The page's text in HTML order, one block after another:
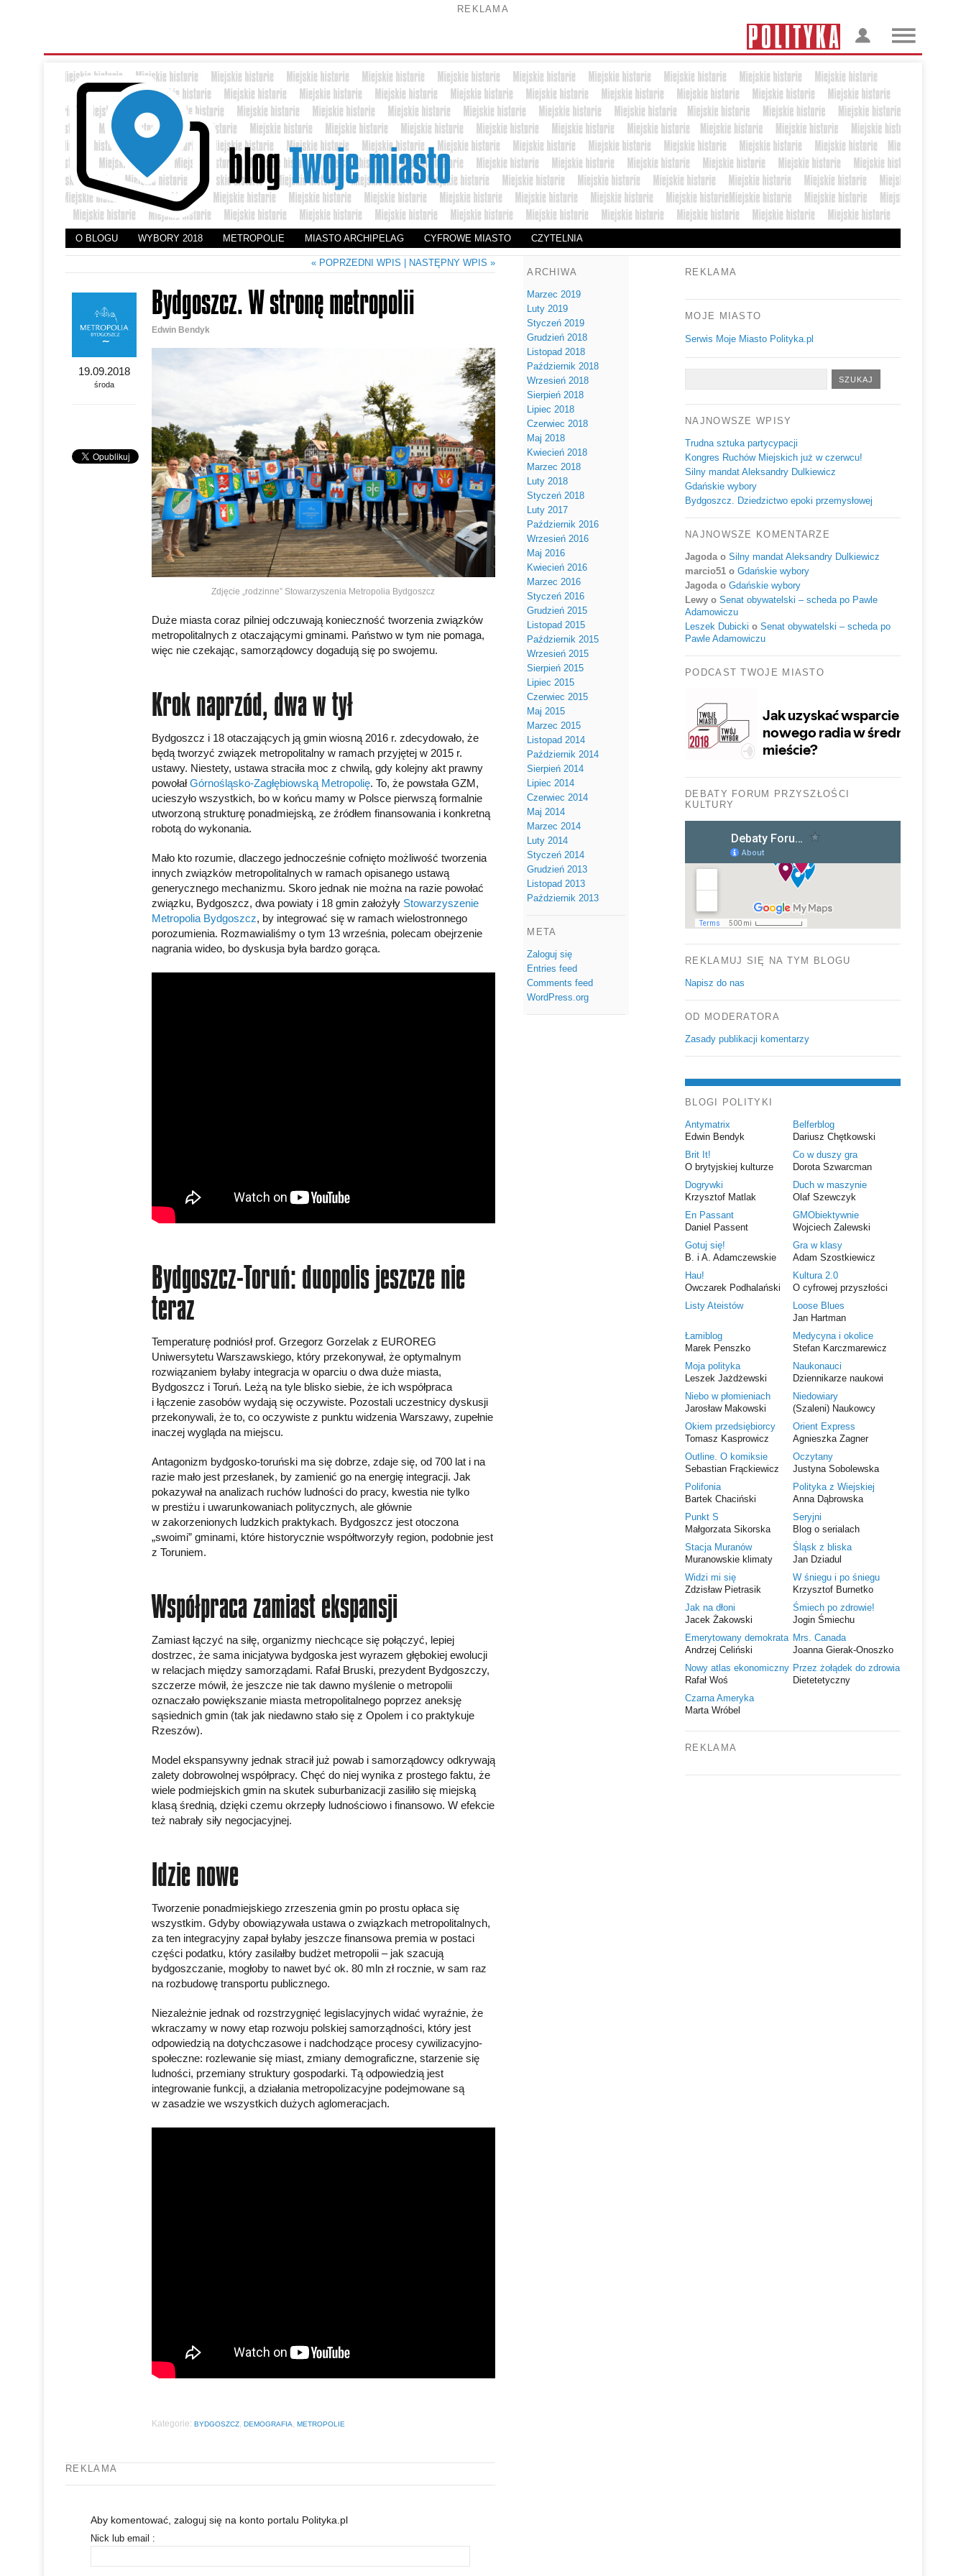
REKLAMA
O BLOGU WYBORY 2018 METROPOLIE MIASTO ARCHIPELAG CYFROWE MIASTO CZYTELNIA
« POPRZEDNI WPIS | NASTĘPNY WPIS »
19.09.2018
środa
Bydgoszcz. W stronę metropolii
Edwin Bendyk
Zdjęcie „rodzinne” Stowarzyszenia Metropolia Bydgoszcz
Duże miasta coraz pilniej odczuwają konieczność tworzenia związków
metropolitalnych z otaczającymi gminami. Państwo w tym nie pomaga,
więc nie czekając, samorządowcy dogadują się po swojemu.
Krok naprzód, dwa w tył
Bydgoszcz i 18 otaczających ją gmin wiosną 2016 r. zdecydowało, że
będą tworzyć związek metropolitalny w ramach przyjętej w 2015 r.
ustawy. Niestety, ustawa straciła moc z chwilą, gdy kolejny akt prawny
powołałGórnośląsko-Zagłębiowską Metropolię. To, że powstała GZM,
ucieszyło wszystkich, bo w końcu mamy w Polsce pierwszą formalnie
utworzoną strukturę ponadmiejską, ze źródłem finansowania i konkretną
robotą do wykonania.
Mało kto rozumie, dlaczego jednocześnie cofnięto możliwość tworzenia
innych związków metropolitalnych w ramach opisanego ustawą
generycznego mechanizmu. Skoro jednak nie można na razie powołać
związku, Bydgoszcz, dwa powiaty i 18 gmin założyły Stowarzyszenie
Metropolia Bydgoszcz, by integrować się w ramach wielostronnego
porozumienia. Rozmawialiśmy o tym 13 września, polecam obejrzenie
nagrania wideo, bo dyskusja była bardzo gorąca.
Bydgoszcz-Toruń: duopolis jeszcze nie
teraz
Temperaturę podniósł prof. Grzegorz Gorzelak z EUROREG
Uniwersytetu Warszawskiego, który przekonywał, że optymalnym
rozwiązaniem byłaby integracja w oparciu o dwa duże miasta,
Bydgoszcz i Toruń. Leżą na tyle blisko siebie, że ich współpraca
i łączenie zasobów wydają się oczywiste. Pozostali uczestnicy dyskusji
przekonywali, że to, co oczywiste z punktu widzenia Warszawy, zupełnie
inaczej wygląda na miejscu.
Antagonizm bydgosko-toruński ma się dobrze, zdaje się, od 700 lat i na
razie mało jest przesłanek, by zamienić go na energię integracji. Jak
pokazywał na analizach ruchów ludności do pracy, kwestia nie tylko
w prestiżu i uwarunkowaniach politycznych, ale głównie
w zakorzenionych ludzkich praktykach. Bydgoszcz jest otoczona
„swoimi” gminami, które historycznie współtworzyły region, podobnie jest
z Toruniem.
Współpraca zamiast ekspansji
Zamiast łączyć na siłę, organizmy niechcące się połączyć, lepiej
dostrzec, że sama inicjatywa bydgoska jest wyrazem głębokiej ewolucji
w relacjach między samorządami. Rafał Bruski, prezydent Bydgoszczy,
szczerze mówił, że jeszcze nie tak dawno myślenie o metropolii
oznaczało powiększanie miasta metropolitalnego poprzez aneksję
sąsiednich gmin (tak jak niedawno stało się z Opolem i co praktykuje
Rzeszów).
Model ekspansywny jednak stracił już powab i samorządowcy odkrywają
zalety dobrowolnej współpracy. Chęć do niej wynika z prostego faktu, że
wiele podmiejskich gmin na skutek suburbanizacji zasiliło się miejską
klasą średnią, dzięki czemu okrzepły ludnościowo i finansowo. W efekcie
też nabrały siły negocjacyjnej.
Idzie nowe
Tworzenie ponadmiejskiego zrzeszenia gmin po prostu opłaca się
wszystkim. Gdyby obowiązywała ustawa o związkach metropolitalnych,
za ten integracyjny zapał byłaby jeszcze finansowa premia w postaci
części podatku, który zasilałby budżet metropolii – jak szacują
bydgoszczanie, mogłoby to nawet być ok. 80 mln zł rocznie, w sam raz
na rozbudowę transportu publicznego.
Niezależnie jednak od rozstrzygnięć legislacyjnych widać wyraźnie, że
wkraczamy w nowy etap rozwoju polskiej samorządności, który jest
odpowiedzią na dotychczasowe i nadchodzące procesy cywilizacyjno-
społeczne: rozlewanie się miast, zmiany demograficzne, starzenie się
ludności, przemiany struktury gospodarki. Tą odpowiedzią jest
integrowanie funkcji, a działania metropolizacyjne podejmowane są
w zasadzie we wszystkich dużych aglomeracjach.
Kategorie: BYDGOSZCZ, DEMOGRAFIA, METROPOLIE
REKLAMA
Aby komentować, zaloguj się na konto portalu Polityka.pl
Nick lub email :
ARCHIWA
Marzec 2019
Luty 2019
Styczeń 2019
Grudzień 2018
Listopad 2018
Październik 2018
Wrzesień 2018
Sierpień 2018
Lipiec 2018
Czerwiec 2018
Maj 2018
Kwiecień 2018
Marzec 2018
Luty 2018
Styczeń 2018
Luty 2017
Październik 2016
Wrzesień 2016
Maj 2016
Kwiecień 2016
Marzec 2016
Styczeń 2016
Grudzień 2015
Listopad 2015
Październik 2015
Wrzesień 2015
Sierpień 2015
Lipiec 2015
Czerwiec 2015
Maj 2015
Marzec 2015
Listopad 2014
Październik 2014
Sierpień 2014
Lipiec 2014
Czerwiec 2014
Maj 2014
Marzec 2014
Luty 2014
Styczeń 2014
Grudzień 2013
Listopad 2013
Październik 2013
META
Zaloguj się
Entries feed
Comments feed
WordPress.org
REKLAMA
MOJE MIASTO
Serwis Moje Miasto Polityka.pl
NAJNOWSZE WPISY
Trudna sztuka partycypacji
Kongres Ruchów Miejskich już w czerwcu!
Silny mandat Aleksandry Dulkiewicz
Gdańskie wybory
Bydgoszcz. Dziedzictwo epoki przemysłowej
NAJNOWSZE KOMENTARZE
Jagodao Silny mandat Aleksandry Dulkiewicz
marcio51 o Gdańskie wybory
Jagodao Gdańskie wybory
Lewy o Senat obywatelski – scheda po Pawle
Adamowiczu
Leszek Dubicki o Senat obywatelski – scheda po
Pawle Adamowiczu
PODCAST TWOJE MIASTO
DEBATY FORUM PRZYSZŁOŚCI
KULTURY
REKLAMUJ SIĘ NA TYM BLOGU
Napisz do nas
OD MODERATORA
Zasady publikacji komentarzy
BLOGI POLITYKI
Antymatrix
Edwin Bendyk
Belferblog
Dariusz Chętkowski
Brit It!
O brytyjskiej kulturze
Co w duszy gra
Dorota Szwarcman
Dogrywki
Krzysztof Matlak
Duch w maszynie
Olaf Szewczyk
En Passant
Daniel Passent
GMObiektywnie
Wojciech Zalewski
Gotuj się!
B. i A. Adamczewskie
Gra w klasy
Adam Szostkiewicz
Hau!
Owczarek Podhalański
Kultura 2.0
O cyfrowej przyszłości
Listy Ateistów
Loose Blues
Jan Hartman
Łamiblog
Marek Penszko
Medycyna i okolice
Stefan Karczmarewicz
Moja polityka
Leszek Jażdżewski
Naukonauci
Dziennikarze naukowi
Niebo w płomieniach
Jarosław Makowski
Niedowiary
(Szaleni) Naukowcy
Okiem przedsiębiorcy
Tomasz Kasprowicz
Orient Express
Agnieszka Zagner
Outline. O komiksie
Sebastian Frąckiewicz
Oczytany
Justyna Sobolewska
Polifonia
Bartek Chaciński
Polityka z Wiejskiej
Anna Dąbrowska
Punkt S
Małgorzata Sikorska
Seryjni
Blog o serialach
Stacja Muranów
Muranowskie klimaty
Śląsk z bliska
Jan Dziadul
Widzi mi się
Zdzisław Pietrasik
W śniegu i po śniegu
Krzysztof Burnetko
Jak na dłoni
Jacek Żakowski
Śmiech po zdrowie!
Jogin Śmiechu
Emerytowany demokrata
Andrzej Celiński
Mrs. Canada
Joanna Gierak-Onoszko
Nowy atlas ekonomiczny
Rafał Woś
Przez żołądek do zdrowia
Dietetetyczny
Czarna Ameryka
Marta Wróbel
REKLAMA